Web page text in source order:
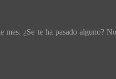
¿Se te ha pasado alguno?